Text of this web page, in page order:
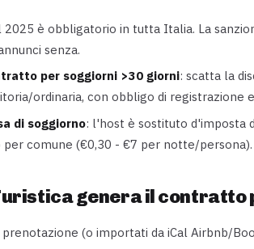
2025 è obbligatorio in tutta Italia. La
senza.
per soggiorni >30 giorni: scatta la
ordinaria, con obbligo di registrazione
di soggiorno: l'host è sostituto d'imposta
comune (€0,30 - €7 per notte/persona).
genera il contratto
(o importati da iCal Airbnb/